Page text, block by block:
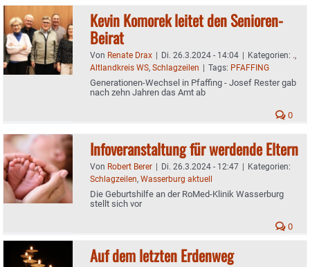
Kevin Komorek leitet den Senioren-
Beirat
Von Renate Drax | Di. 26.3.2024 - 14:04 | Kategorien: .,
Altlandkreis WS, Schlagzeilen | Tags: PFAFFING
Generationen-Wechsel in Pfaffing - Josef Rester gab
nach zehn Jahren das Amt ab
0
Infoveranstaltung für werdende Eltern
Von Robert Berer | Di. 26.3.2024 - 12:47 | Kategorien:
Schlagzeilen, Wasserburg aktuell
Die Geburtshilfe an der RoMed-Klinik Wasserburg
stellt sich vor
0
Auf dem letzten Erdenweg